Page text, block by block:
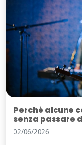
Perché alcune
senza passare
02/06/2026